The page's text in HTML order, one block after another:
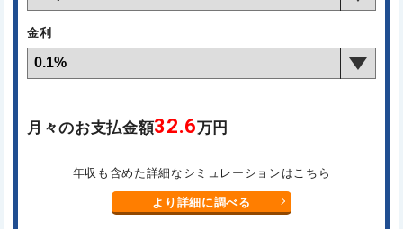
金利
月々のお支払金額32.6万円
年収も含めた詳細なシミュレーションはこちら
より詳細に調べる